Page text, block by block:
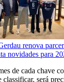
renova
novidades para
de cada chave
classificar, será